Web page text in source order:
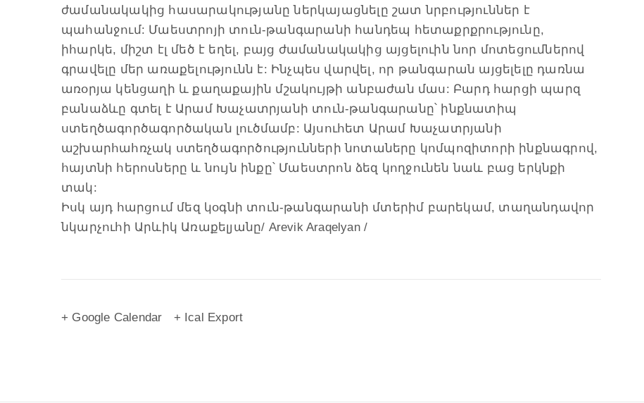
ժամանակակից հասարակությանը ներկայացնելը շատ նրբություններ է
պահանջում: Մաեստրոյի տուն-թանգարանի հանդեպ հետաքրքրությունը,
իհարկե, միշտ էլ մեծ է եղել, բայց ժամանակակից այցելուին նոր մոտեցումներով
գրավելը մեր առաքելությունն է: Ինչպես վարվել, որ թանգարան այցելելը դառնա
առօրյա կենցաղի և քաղաքային մշակույթի անբաժան մաս: Բարդ հարցի պարզ
բանաձևը գտել է Արամ Խաչատրյանի տուն-թանգարանը՝ ինքնատիպ
ստեղծագործագործական լուծմամբ: Այսուհետ Արամ Խաչատրյանի
աշխարհահռչակ ստեղծագործությունների նոտաները կոմպոզիտորի ինքնագրով,
հայտնի հերոսները և նույն ինքը՝ Մաեստրոն ձեզ կողջունեն նաև բաց երկնքի
տակ:
Իսկ այդ հարցում մեզ կօգնի տուն-թանգարանի մտերիմ բարեկամ, տաղանդավոր
նկարչուհի Արևիկ Առաքելյանը/ Arevik Araqelyan /
+ Google Calendar + Ical Export